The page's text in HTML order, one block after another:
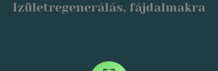
Izületregenerálás, fájdalmakra